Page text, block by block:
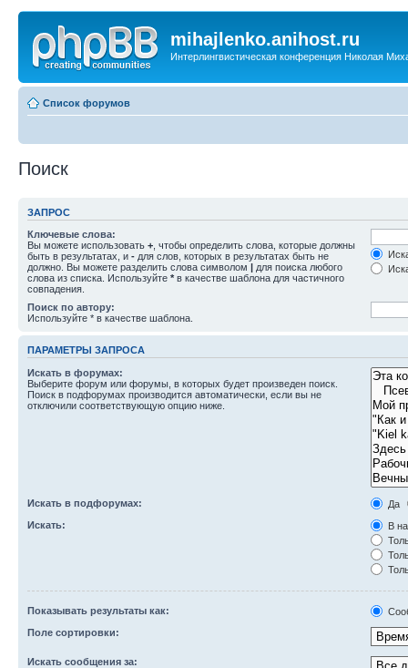
mihajlenko.anihost.ru
Интерлингвистическая конференция Николая
Список форумов
Поиск
ЗАПРОС
Ключевые слова:
Вы можете использовать + , чтобы определить слова, которые должны
быть в результатах, и - для слов, которых в результатах быть не
должно. Вы можете разделить слова символом | для поиска любого
слова из списка. Используйте * в качестве шаблона для частичного
совпадения.
Поиск по автору:
Используйте * в качестве шаблона.
ПАРАМЕТРЫ ЗАПРОСА
Искать в форумах:
Выберите форум или форумы, в которых будет произведен поиск.
Поиск в подфорумах производится автоматически, если вы не
отключили соответствующую опцию ниже.
Искать в подфорумах:
Да
Искать:
В
Показывать результаты как:
Поле сортировки:
Искать сообщения за: